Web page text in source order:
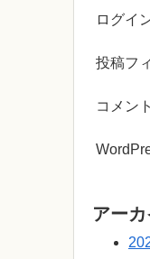
ログイ
投稿フ
コメン
アー